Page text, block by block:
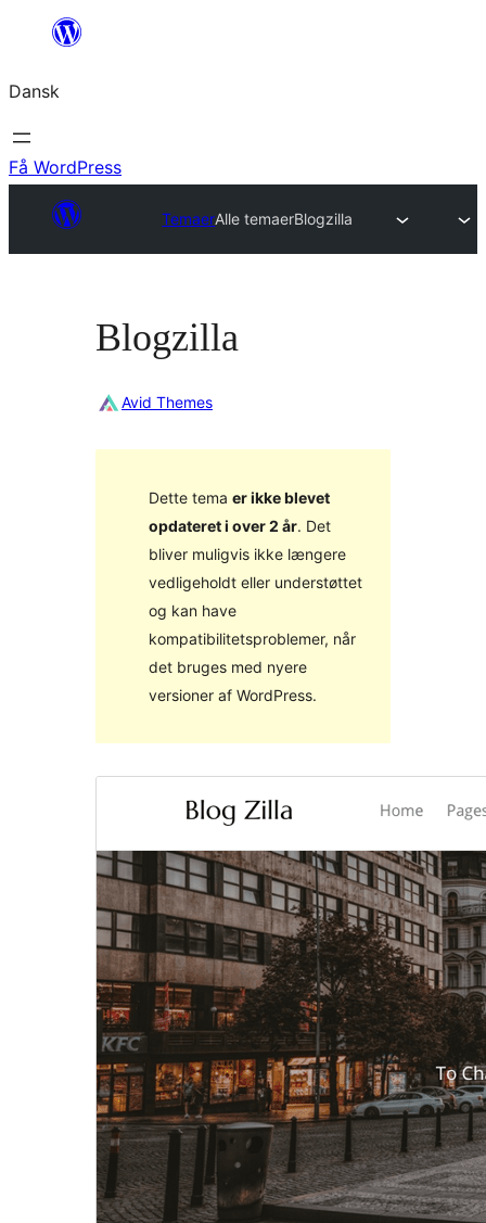
Spring
indhold
Dansk
Få WordPress
TemaerAlle temaerBlogzilla
Blogzilla
Avid Themes
Dette tema er ikke blevet
opdateret i over 2 år. Det
bliver muligvis ikke længere
vedligeholdt eller understøttet
og kan have
kompatibilitetsproblemer, når
det bruges med nyere
versioner af WordPress.